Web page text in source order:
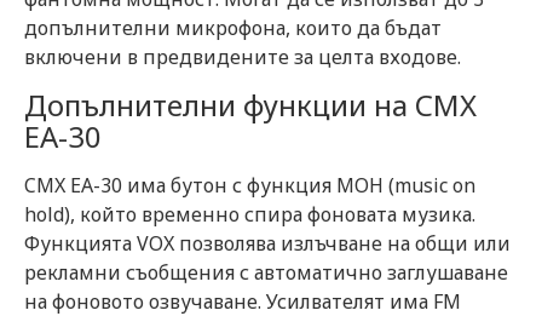
допълнителни микрофона, които да бъдат
включени в предвидените за целта входове.
Допълнителни функции на CMX
EA-30
CMX ЕА-30 има бутон с функция MOH (music on
hold), който временно спира фоновата музика.
Функцията VOX позволява излъчване на общи или
рекламни съобщения с автоматично заглушаване
на фоновото озвучаване. Усилвателят има FM